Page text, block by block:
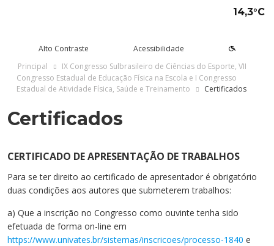
14,3°C
e bolsas
guiadas
a Distância - EAD
MBA
Mantenedora
Virtual
da Inovação
- Inovates
Pedagógica Externa
Univates
de Carreiras
Alto Contraste
Acessibilidade
Principal
IX Congresso Sulbrasileiro de Ciências do Esporte, VII
Congresso Estadual de Educação Física na Escola e I Congresso
Estadual de Atividade Física, Saúde e Treinamento
Certificados
Certificados
CERTIFICADO DE APRESENTAÇÃO DE TRABALHOS
Para se ter direito ao certificado de apresentador é obrigatório
duas condições aos autores que submeterem trabalhos:
a) Que a inscrição no Congresso como ouvinte tenha sido
efetuada de forma on-line em
https://www.univates.br/sistemas/inscricoes/processo-1840 e